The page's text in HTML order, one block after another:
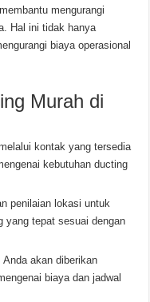
mengurangi
Hal ini tidak hanya
biaya operasional
Murah di
kontak yang tersedia
kebutuhan ducting
penilaian lokasi untuk
yang tepat sesuai dengan
akan diberikan
biaya dan jadwal